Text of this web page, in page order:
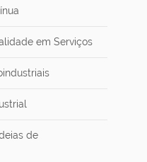
em Serviços
de